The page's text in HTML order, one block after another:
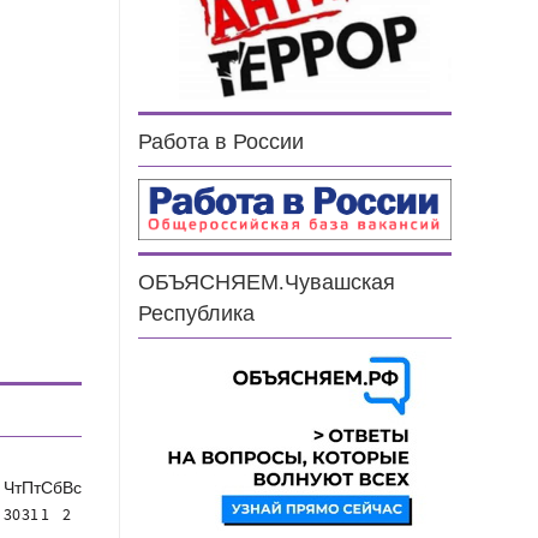
ЧтПтСбВс
30311
2
Работа в России
ОБЪЯСНЯЕМ.Чувашская
Республика